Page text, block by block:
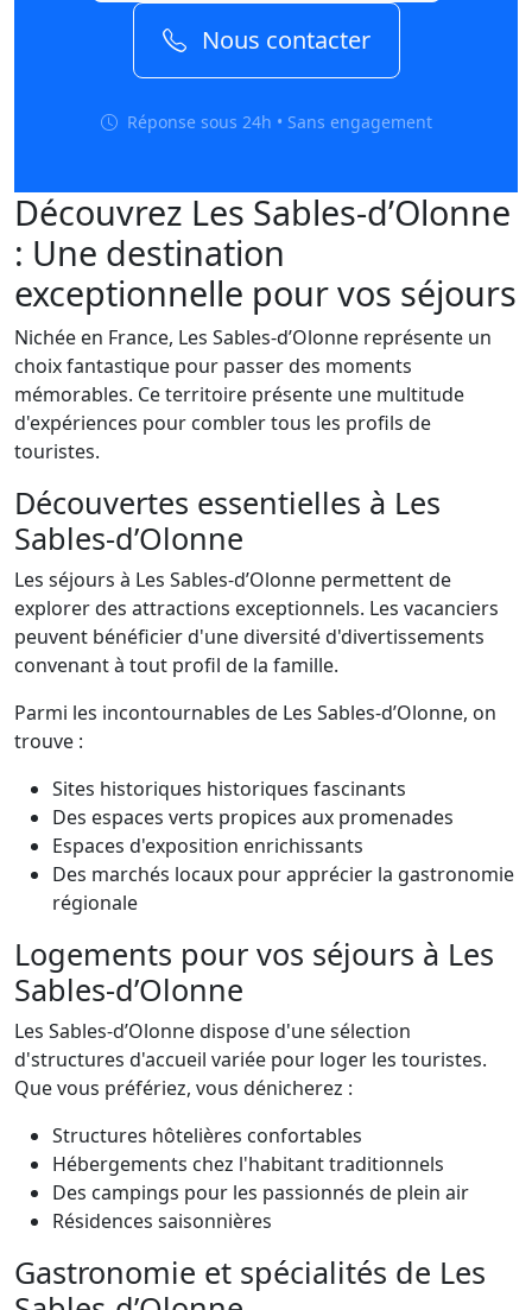
Nous contacter
Réponse sous 24h • Sans engagement
Découvrez Les Sables-d’Olonne
: Une destination
exceptionnelle pour vos séjours
Nichée en France, Les Sables-d’Olonne représente un
choix fantastique pour passer des moments
mémorables. Ce territoire présente une multitude
d'expériences pour combler tous les profils de
touristes.
Découvertes essentielles à Les
Sables-d’Olonne
Les séjours à Les Sables-d’Olonne permettent de
explorer des attractions exceptionnels. Les vacanciers
peuvent bénéficier d'une diversité d'divertissements
convenant à tout profil de la famille.
Parmi les incontournables de Les Sables-d’Olonne, on
trouve :
Sites historiques historiques fascinants
Des espaces verts propices aux promenades
Espaces d'exposition enrichissants
Des marchés locaux pour apprécier la gastronomie
régionale
Logements pour vos séjours à Les
Sables-d’Olonne
Les Sables-d’Olonne dispose d'une sélection
d'structures d'accueil variée pour loger les touristes.
Que vous préfériez, vous dénicherez :
Structures hôtelières confortables
Hébergements chez l'habitant traditionnels
Des campings pour les passionnés de plein air
Résidences saisonnières
Gastronomie et spécialités de Les